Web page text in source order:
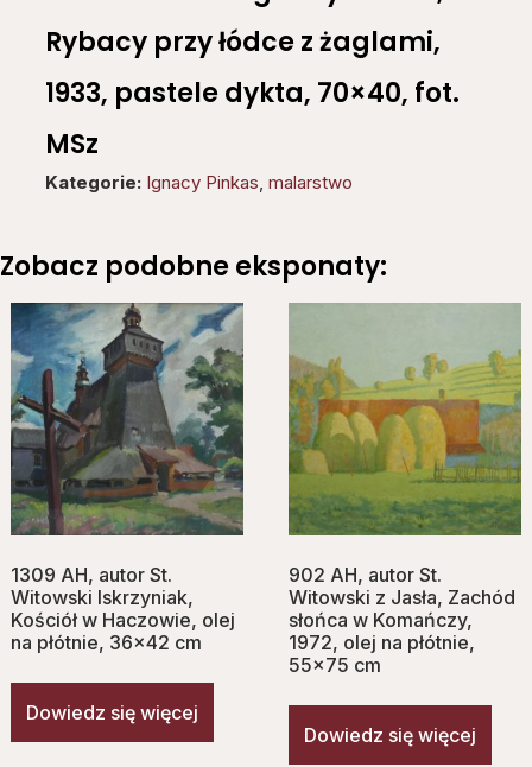
Rybacy przy łódce z żaglami,
1933, pastele dykta, 70×40, fot.
MSz
Kategorie: Ignacy Pinkas, malarstwo
Zobacz podobne eksponaty:
1309 AH, autor St.
Witowski Iskrzyniak,
Kościół w Haczowie, olej
na płótnie, 36×42 cm
Dowiedz się więcej
902 AH, autor St.
Witowski z Jasła, Zachód
słońca w Komańczy,
1972, olej na płótnie,
55×75 cm
Dowiedz się więcej